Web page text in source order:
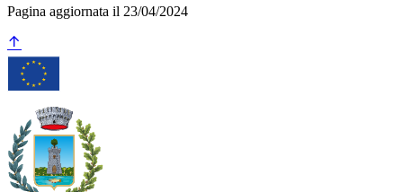
Pagina aggiornata il 23/04/2024